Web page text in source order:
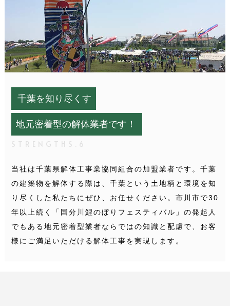
千葉を知り尽くす
地元密着型の解体業者です！
STRENGTHS.6
当社は千葉県解体工事業協同組合の加盟業者です。千葉
の建築物を解体する際は、千葉という土地柄と環境を知
り尽くした私たちにぜひ、お任せください。 市川市で30
年以上続く「国分川鯉のぼりフェスティバル」の発起人
でもある地元密着型業者ならではの知識と配慮で、お客
様にご満足いただける解体工事を実現します。